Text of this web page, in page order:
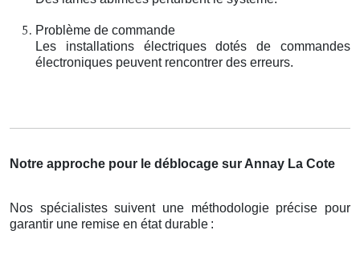
Problème de commande
Les installations électriques dotés de commandes
électroniques peuvent rencontrer des erreurs.
Notre approche pour le déblocage sur Annay La Cote
Nos spécialistes suivent une méthodologie précise pour
garantir une remise en état durable :